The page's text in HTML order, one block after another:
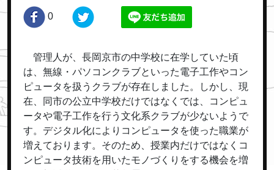
0
管理人が、長岡京市の中学校に在学していた頃
は、無線・パソコンクラブといった電子工作やコン
ピュータを扱うクラブが存在しました。しかし、現
在、同市の公立中学校だけではなくでは、コンピュ
ータや電子工作を行う文化系クラブが少ないようで
す。デジタル化によりコンピュータを使った職業が
増えております。そのため、授業内だけではなくコ
ンピュータ技術を用いたモノづくりをする機会を増